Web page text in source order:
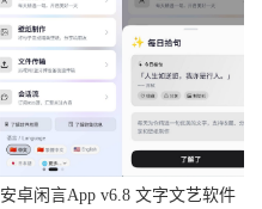
安卓闲言App v6.8 文字文艺软件